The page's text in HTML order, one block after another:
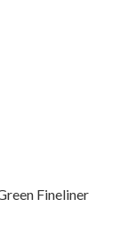
Fineliner